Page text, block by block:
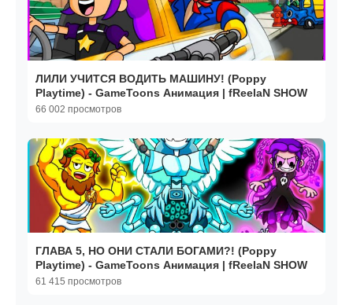
ЛИЛИ УЧИТСЯ ВОДИТЬ МАШИНУ! (Poppy
Playtime) - GameToons Анимация | fReelaN SHOW
66 002 просмотров
ГЛАВА 5, НО ОНИ СТАЛИ БОГАМИ?! (Poppy
Playtime) - GameToons Анимация | fReelaN SHOW
61 415 просмотров